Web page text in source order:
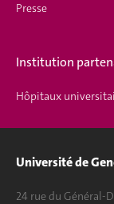
Presse
Institution
Hôpitaux
Université de
24 rue du Général-